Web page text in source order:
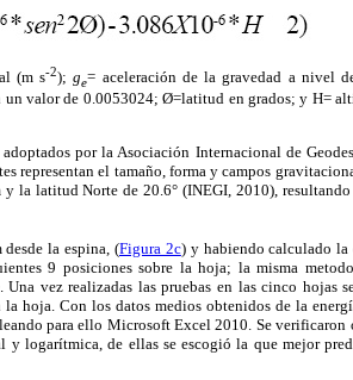
(m s-2);ge= aceleración de la gravedad a nivel
valor de 0.0053024; Ø=latitud en grados; y H=
por la Asociación Internacional de
representan el tamaño, forma y campos
la latitud Norte de 20.6° (INEGI, 2010),
la espina, (Figura 2c) y habiendo calculado la
9 posiciones sobre la hoja; la misma
vez realizadas las pruebas en las cinco hojas
hoja. Con los datos medios obtenidos de la
para ello Microsoft Excel 2010. Se verificaron
logarítmica, de ellas se escogió la que mejor